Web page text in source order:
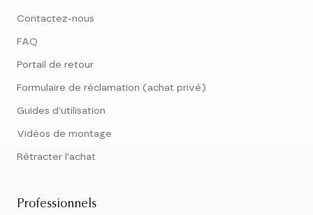
Contactez-nous
FAQ
Portail de retour
Formulaire de réclamation (achat privé)
Guides d'utilisation
Vidéos de montage
Rétracter l'achat
Professionnels